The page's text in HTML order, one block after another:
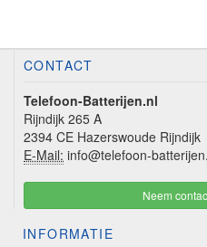
CONTACT
Telefoon-Batterijen.nl
Rijndijk 265 A
2394 CE Hazerswoude Rijndijk
E-Mail: info@telefoon-
Neem
INFORMATIE